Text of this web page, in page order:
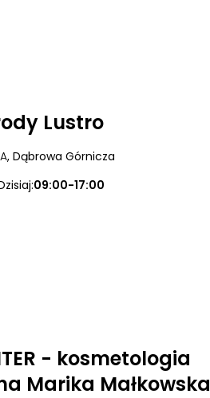
Lustro
, Dąbrowa Górnicza
09:00-17:00
- kosmetologia
Marika Małkowska